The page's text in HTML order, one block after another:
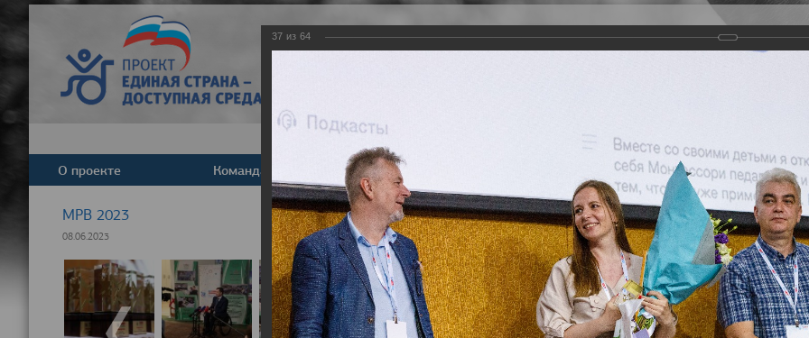
Версия для слабовидящих
О проекте Команда Новости Базы данных
МРВ 2023
08.06.2023
37 из 64